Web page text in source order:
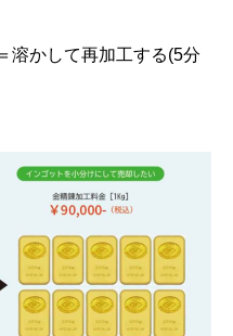
溶かして再加工する(5分